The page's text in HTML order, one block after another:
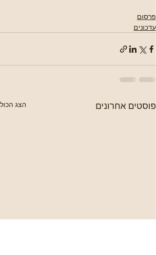
פרסום
עדכונים
פוסטים אחרונים הצג הכול